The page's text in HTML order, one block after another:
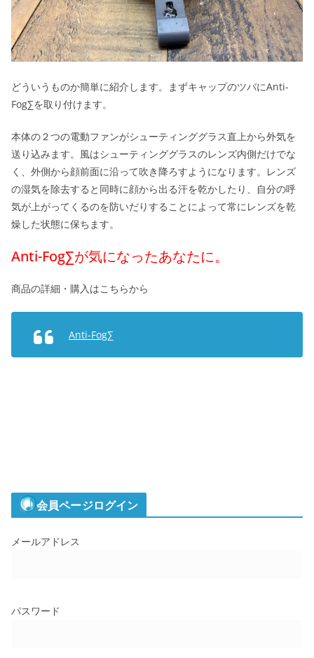
どういうものか簡単に紹介します。まずキャップのツバにAnti-
Fog∑を取り付けます。
本体の２つの電動ファンがシューティンググラス直上から外気を
送り込みます。風はシューティンググラスのレンズ内側だけでな
く、外側から顔前面に沿って吹き降ろすようになります。レンズ
の湿気を除去すると同時に顔から出る汗を乾かしたり、自分の呼
気が上がってくるのを防いだりすることによって常にレンズを乾
燥した状態に保ちます。
Anti-Fog∑が気になったあなたに。
商品の詳細・購入はこちらから
Anti-Fog∑
会員ページログイン
メールアドレス
パスワード